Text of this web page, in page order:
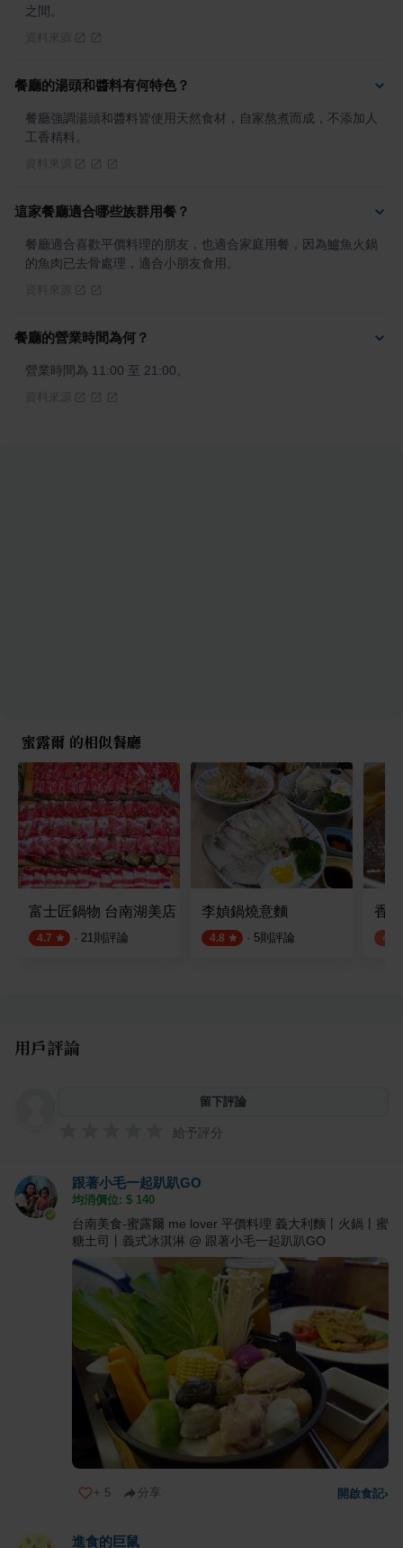
之間。
餐廳的湯頭和醬料有何特色？
餐廳強調湯頭和醬料皆使用天然食材，自家熬煮而成，不添加人
工香精料。
這家餐廳適合哪些族群用餐？
餐廳適合喜歡平價料理的朋友，也適合家庭用餐，因為鱸魚火鍋
的魚肉已去骨處理，適合小朋友食用。
餐廳的營業時間為何？
營業時間為 11:00 至 21:00。
蜜露爾 的相似餐廳
富士匠鍋物 台南湖美店
4.7 · 21則評論
李媜鍋燒意麵
4.8 · 5則評論
香
4.2
用戶評論
留下評論
給予評分
跟著小毛一起趴趴GO
均消價位: $ 140
台南美食-蜜露爾 me lover 平價料理 義大利麵丨火鍋丨蜜
糖土司丨義式冰淇淋 @ 跟著小毛一起趴趴GO
+ 5 分享 開啟食記›
進食的巨鼠